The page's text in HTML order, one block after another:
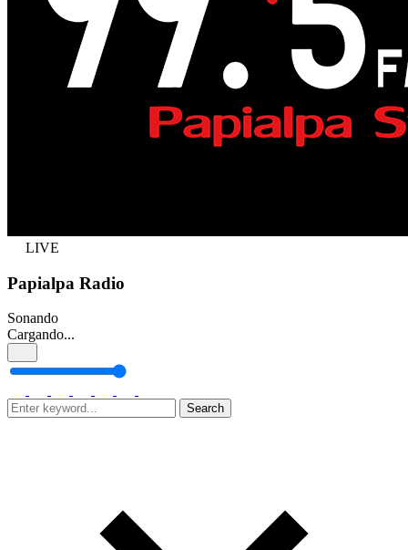
LIVE
Papialpa Radio
Sonando
Cargando...
Search